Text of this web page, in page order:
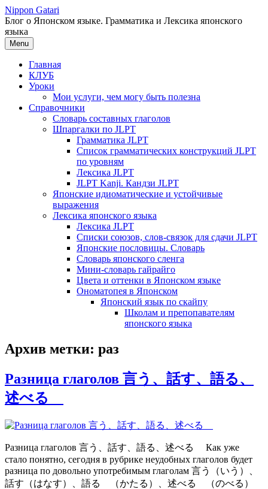
Перейти
к
содержимому
Nippon Gatari
Блог о Японском языке. Грамматика и Лексика японского
языка
Menu
Главная
КЛУБ
Уроки
Мои услуги, чем могу быть полезна
Справочники
Словарь составных глаголов
Шпаргалки по JLPT
Грамматика JLPT
Список грамматических конструкций JLPT
по уровням
Лексика JLPT
JLPT Kanji. Кандзи JLPT
Японские идиоматические и устойчивые
выражения
Лексика японского языка
Лексика JLPT
Списки союзов, слов-связок для сдачи JLPT
Японские пословицы. Словарь
Словарь японского сленга
Мини-словарь гайрайго
Цвета и оттенки в Японском языке
Ономатопея в Японском
Японский язык по скайпу
Школам и препопавателям
японского языка
Архив метки: раз
Разница глаголов 言う、話す、語る、
述べる
Разница глаголов 言う、話す、語る、述べる Как уже
стало понятно, сегодня в рубрике неудобных глаголов будет
разница по довольно употребимым глаголам 言う（いう）、
話す（はなす）、語る （かたる）、述べる （のべる）